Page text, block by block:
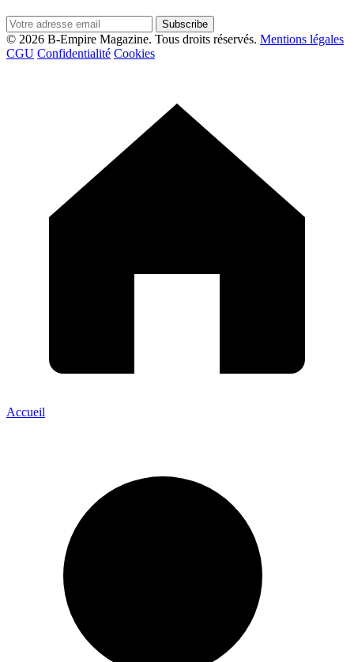
Subscribe
© 2026 B-Empire Magazine. Tous droits réservés. Mentions légales
CGU Confidentialité Cookies
Accueil